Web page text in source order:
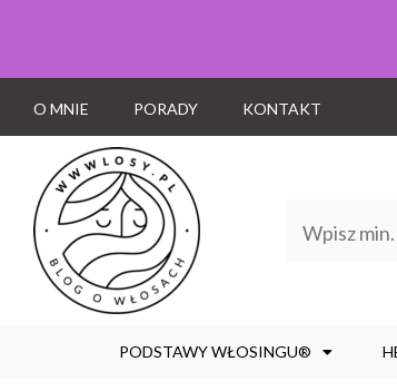
O MNIE PORADY KONTAKT
PODSTAWY WŁOSINGU®